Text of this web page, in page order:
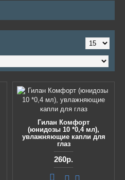
Гилан Комфорт
(юнидозы 10 *0,4 мл),
увлажняющие капли для
глаз
260р.